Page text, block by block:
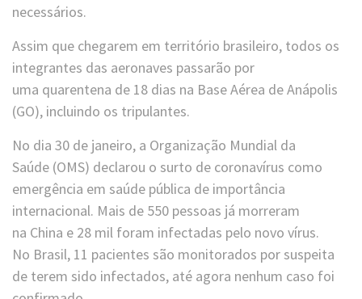
necessários.
Assim que chegarem em território brasileiro, todos os
integrantes das aeronaves passarão por
uma quarentena de 18 dias na Base Aérea de Anápolis
(GO), incluindo os tripulantes.
No dia 30 de janeiro, a Organização Mundial da
Saúde (OMS) declarou o surto de coronavírus como
emergência em saúde pública de importância
internacional. Mais de 550 pessoas já morreram
na China e 28 mil foram infectadas pelo novo vírus.
No Brasil, 11 pacientes são monitorados por suspeita
de terem sido infectados, até agora nenhum caso foi